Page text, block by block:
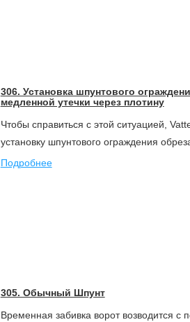
306. Установка шпунтового
медленной утечки через плотину
Чтобы справиться с этой ситуацией,
установку шпунтового ограждения
Подробнее
305. Обычный Шпунт
Временная забивка ворот возводится